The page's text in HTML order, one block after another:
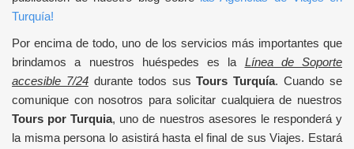
Turquía!
Por encima de todo, uno de los servicios más importantes que
brindamos a nuestros huéspedes es la Línea de Soporte
accesible 7/24durante todos susTours Turquía. Cuando se
comunique con nosotros para solicitar cualquiera de nuestros
Tours por Turquia, uno de nuestros asesores le responderá y
la misma persona lo asistirá hasta el final de sus Viajes. Estará